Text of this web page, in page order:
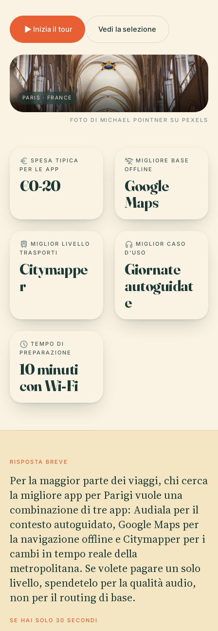
Inizia il tour Vedi la selezione
PARIS · FRANCE
FOTO DI MICHAEL POINTNER SU PEXELS
euro SPESA TIPICA
PER LE APP
€0-20
wifi_off MIGLIORE BASE
OFFLINE
Google
Maps
train
MIGLIOR LIVELLO
TRASPORTI
Citymappe
r
headphones MIGLIOR CASO
D'USO
Giornate
autoguidat
e
schedule TEMPO DI
PREPARAZIONE
10 minuti
con Wi‑Fi
RISPOSTA BREVE
Per la maggior parte dei viaggi, chi cerca
la migliore app per Parigi vuole una
combinazione di tre app: Audiala per il
contesto autoguidato, Google Maps per
la navigazione offline e Citymapper per i
cambi in tempo reale della
metropolitana. Se volete pagare un solo
livello, spendetelo per la qualità audio,
non per il routing di base.
SE HAI SOLO 30 SECONDI